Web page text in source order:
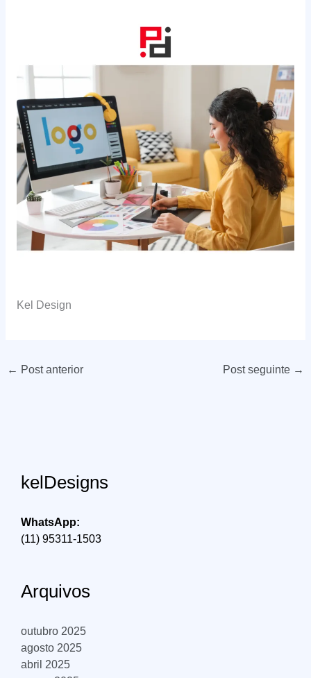
Kel Design
← Post anterior Post seguinte →
kelDesigns
WhatsApp:
(11) 95311-1503
Arquivos
outubro 2025
agosto 2025
abril 2025